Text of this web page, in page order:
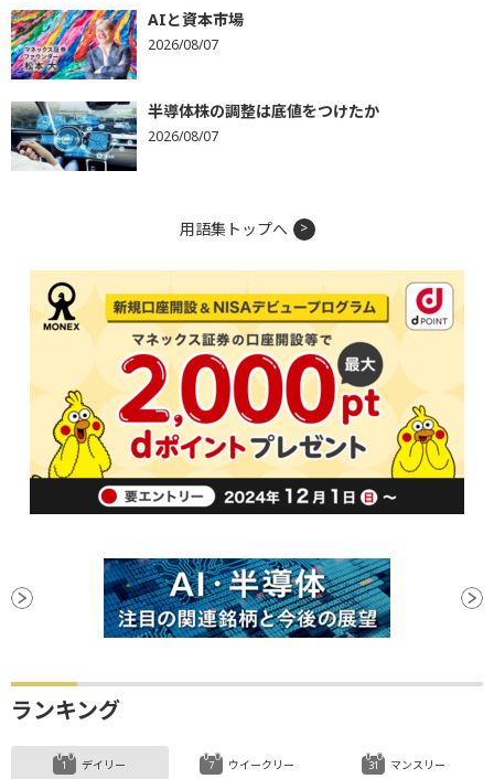
AIと資本市場
2026/08/07
半導体株の調整は底値をつけたか
2026/08/07
用語集トップへ
ランキング
デイリー ウイークリー マンスリー